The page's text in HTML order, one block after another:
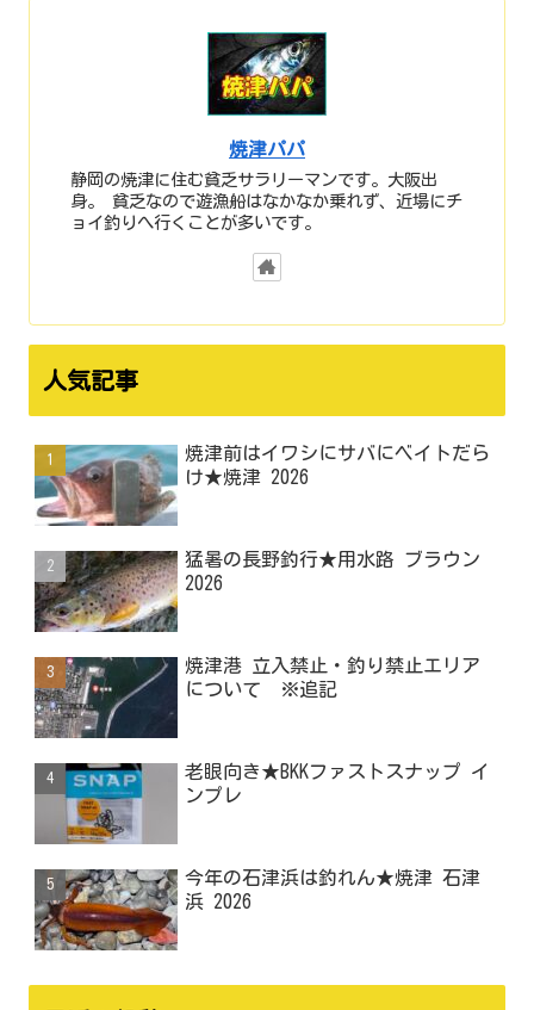
焼津パパ
静岡の焼津に住む貧乏サラリーマンです。大阪出
身。 貧乏なので遊漁船はなかなか乗れず、近場にチ
ョイ釣りへ行くことが多いです。
人気記事
焼津前はイワシにサバにベイトだら
け★焼津 2026
猛暑の長野釣行★用水路 ブラウン
2026
焼津港 立入禁止・釣り禁止エリア
について ※追記
老眼向き★BKKファストスナップ イ
ンプレ
今年の石津浜は釣れん★焼津 石津
浜 2026